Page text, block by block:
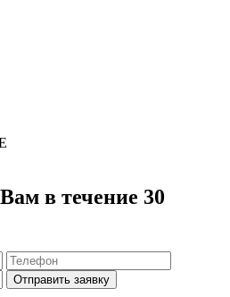
в течение 30
Отправить заявку